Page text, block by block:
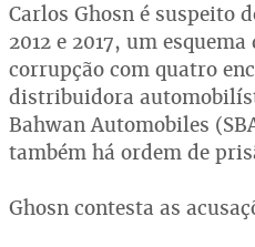
Carlos Ghosn é suspeito
2012 e 2017, um
corrupção com quatro
distribuidora
Bahwan Automobiles
também há ordem de
Ghosn contesta as